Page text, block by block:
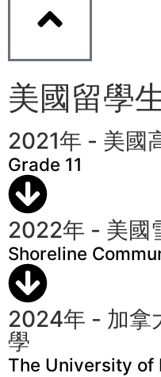
美國留學
2021年 - 美國
Grade 11
2022年 - 美國
Shoreline
2024年 - 加拿
學
The University of